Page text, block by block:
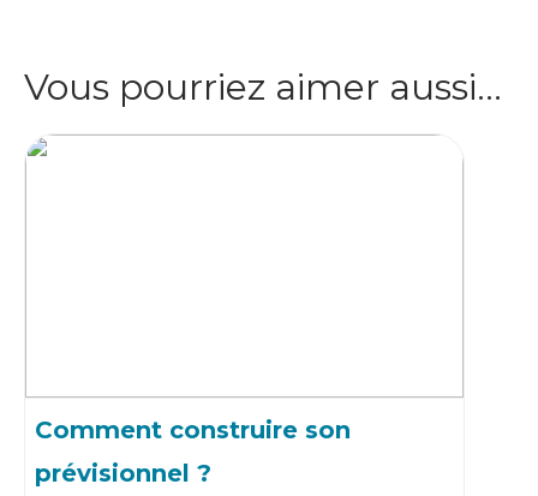
Vous pourriez aimer aussi…
Comment construire son
prévisionnel ?